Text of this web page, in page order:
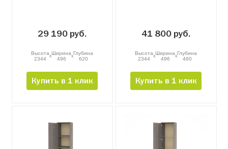
29 190 руб.
Высота
2344
xШирина
496
xГлубина
620
Купить в 1 клик
41 800 руб.
Высота
2344
xШирина
496
xГлубина
460
Купить в 1 клик